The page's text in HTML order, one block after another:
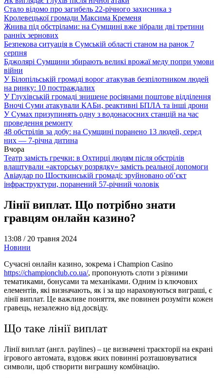
Стало відомо про загибель 22-річного захисника з
Кролевецької громади Максима Кременя
Жнива під обстрілами: на Сумщині вже зібрали дві третини
ранніх зернових
Безпекова ситуація в Сумській області станом на ранок 7
серпня
Бджолярі Сумщини збирають великі врожаї меду попри умови
війни
У Білопільській громаді ворог атакував безпілотником людей
на ринку: 10 постраждалих
У Глухівській громаді знищене росіянами поштове відділення
Вночі Суми атакували КАБи, реактивні БПЛА та інші дрони
У Сумах призупинять одну з водонасосних станцій на час
проведення ремонту
48 обстрілів за добу: на Сумщині поранено 13 людей, серед
них — 7-річна дитина
Вчора
Театр замість гречки: в Охтирці людям після обстрілів
влаштували «акторську розрядку» замість реальної допомоги
Авіаудар по Шосткинській громаді: зруйновано об’єкт
інфраструктури, поранений 57-річний чоловік
Лінії виплат. Що потрібно знати
гравцям онлайн казино?
13:08 / 20 травня 2024
Новини
Сучасні онлайн казино, зокрема і Champion Casino
https://championclub.co.ua/, пропонують слоти з різними
тематиками, бонусами та механіками. Одним із ключових
елементів, які визначають, як і за що нараховуються виграші, є
лінії виплат. Це важливе поняття, яке повинен розуміти кожен
гравець, незалежно від досвіду.
Що таке лінії виплат
Лінії виплат (англ. paylines) – це визначені траєкторії на екрані
ігрового автомата, вздовж яких повинні розташовуватися
символи, щоб створити виграшну комбінацію.